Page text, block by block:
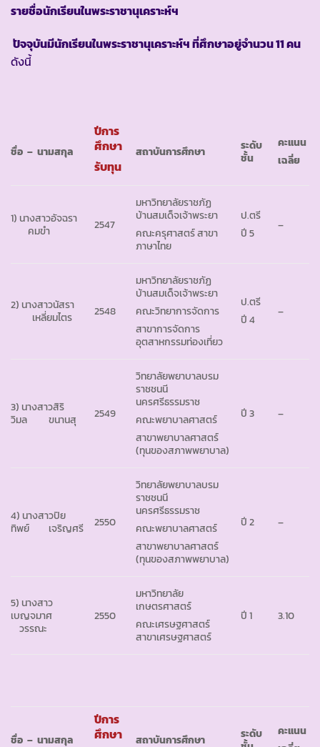
รายชื่อนักเรียนในพระราชานุเคราะห์ฯ
ปัจจุบันมีนักเรียนในพระราชานุเคราะห์ฯ ที่ศึกษาอยู่จำนวน 11 คน
ดังนี้
ชื่อ – นามสกุล
ปีการ
ศึกษา
รับทุน
สถาบันการศึกษา
ระดับ
ชั้น
คะแนน
เฉลี่ย
1) นางสาวอัจฉรา
คมขำ
2547
มหาวิทยาลัยราชภัฏ
บ้านสมเด็จเจ้าพระยา
คณะครุศาสตร์ สาขา
ภาษาไทย
ป.ตรี
ปี 5
–
2) นางสาวนัสรา
เหลี่ยมไตร
2548
มหาวิทยาลัยราชภัฏ
บ้านสมเด็จเจ้าพระยา
คณะวิทยาการจัดการ
สาขาการจัดการ
อุตสาหกรรมท่องเที่ยว
ป.ตรี
ปี 4
–
3) นางสาวสิริ
วิมล ขนานสุ
2549
วิทยาลัยพยาบาลบรม
ราชชนนี
นครศรีธรรมราช
คณะพยาบาลศาสตร์
สาขาพยาบาลศาสตร์
(ทุนของสภาพพยาบาล)
ปี 3 –
4) นางสาวปิย
ทิพย์ เจริญศรี
2550
วิทยาลัยพยาบาลบรม
ราชชนนี
นครศรีธรรมราช
คณะพยาบาลศาสตร์
สาขาพยาบาลศาสตร์
(ทุนของสภาพพยาบาล)
ปี 2 –
5) นางสาว
เบญจมาศ
วรรณะ
2550
มหาวิทยาลัย
เกษตรศาสตร์
คณะเศรษฐศาสตร์
สาขาเศรษฐศาสตร์
ปี 1 3.10
ชื่อ – นามสกุล
ปีการ
ศึกษา
สถาบันการศึกษา
ระดับ
คะแนน